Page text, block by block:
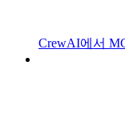
CrewAI에서